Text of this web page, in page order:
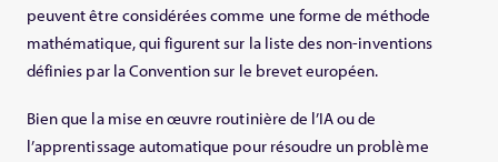
peuvent être considérées comme une forme de méthode
mathématique, qui figurent sur la liste des non-inventions
définies par la Convention sur le brevet européen.
Bien que la mise en œuvre routinière de l’IA ou de
l’apprentissage automatique pour résoudre un problème